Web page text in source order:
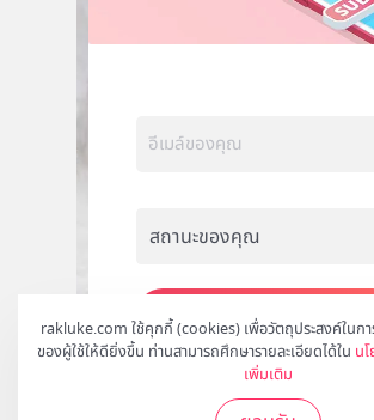
rakluke.com ใช้คุกกี้ (cookies) เพื่อวัตถุประสงค์ใน
ของผู้ใช้ให้ดียิ่งขึ้น ท่านสามารถศึกษารายละเอียดได้ใน น
เพิ่มเติม
สมัคร